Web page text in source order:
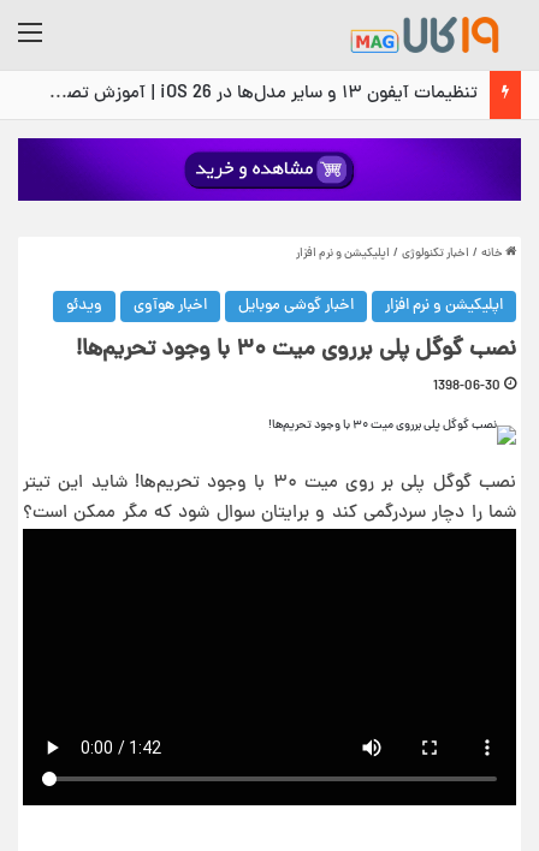
تنظیمات آیفون ۱۳ و سایر مدل‌ها در iOS 26 | آموزش تصویری و گام‌به‌گام
خانه / اخبار تکنولوژی / اپلیکیشن و نرم افزار
اپلیکیشن و نرم افزار اخبار گوشی موبایل اخبار هوآوی ویدئو
نصب گوگل پلی برروی میت ۳۰ با وجود تحریم‌ها!
1398-06-30
نصب گوگل پلی بر روی میت ۳۰ با وجود تحریم‌ها! شاید این تیتر
شما را دچار سردرگمی کند و برایتان سوال شود که مگر ممکن است؟